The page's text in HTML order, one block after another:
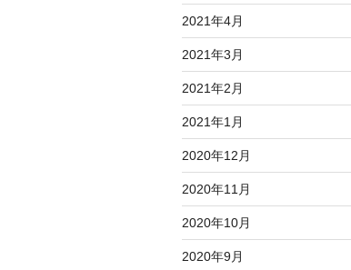
2021年4月
2021年3月
2021年2月
2021年1月
2020年12月
2020年11月
2020年10月
2020年9月